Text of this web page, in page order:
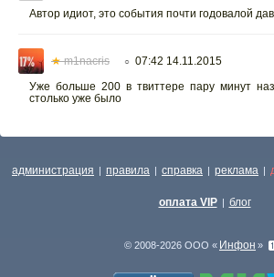
Автор идиот, это события почти годовалой
★m1nacris ○ 07:42 14.11.2015
Уже больше 200 в твиттере пару минут
столько уже было
администрация | правила | справка | реклама |
оплата VIP | блог
© 2008-2026 ООО « Инфон »